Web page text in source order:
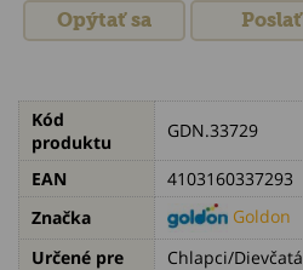
Opýtať sa Poslať
Kód
produktu
GDN.33729
EAN
4103160337293
Značka
Goldon
Určené pre
Chlapci/Dievčatá